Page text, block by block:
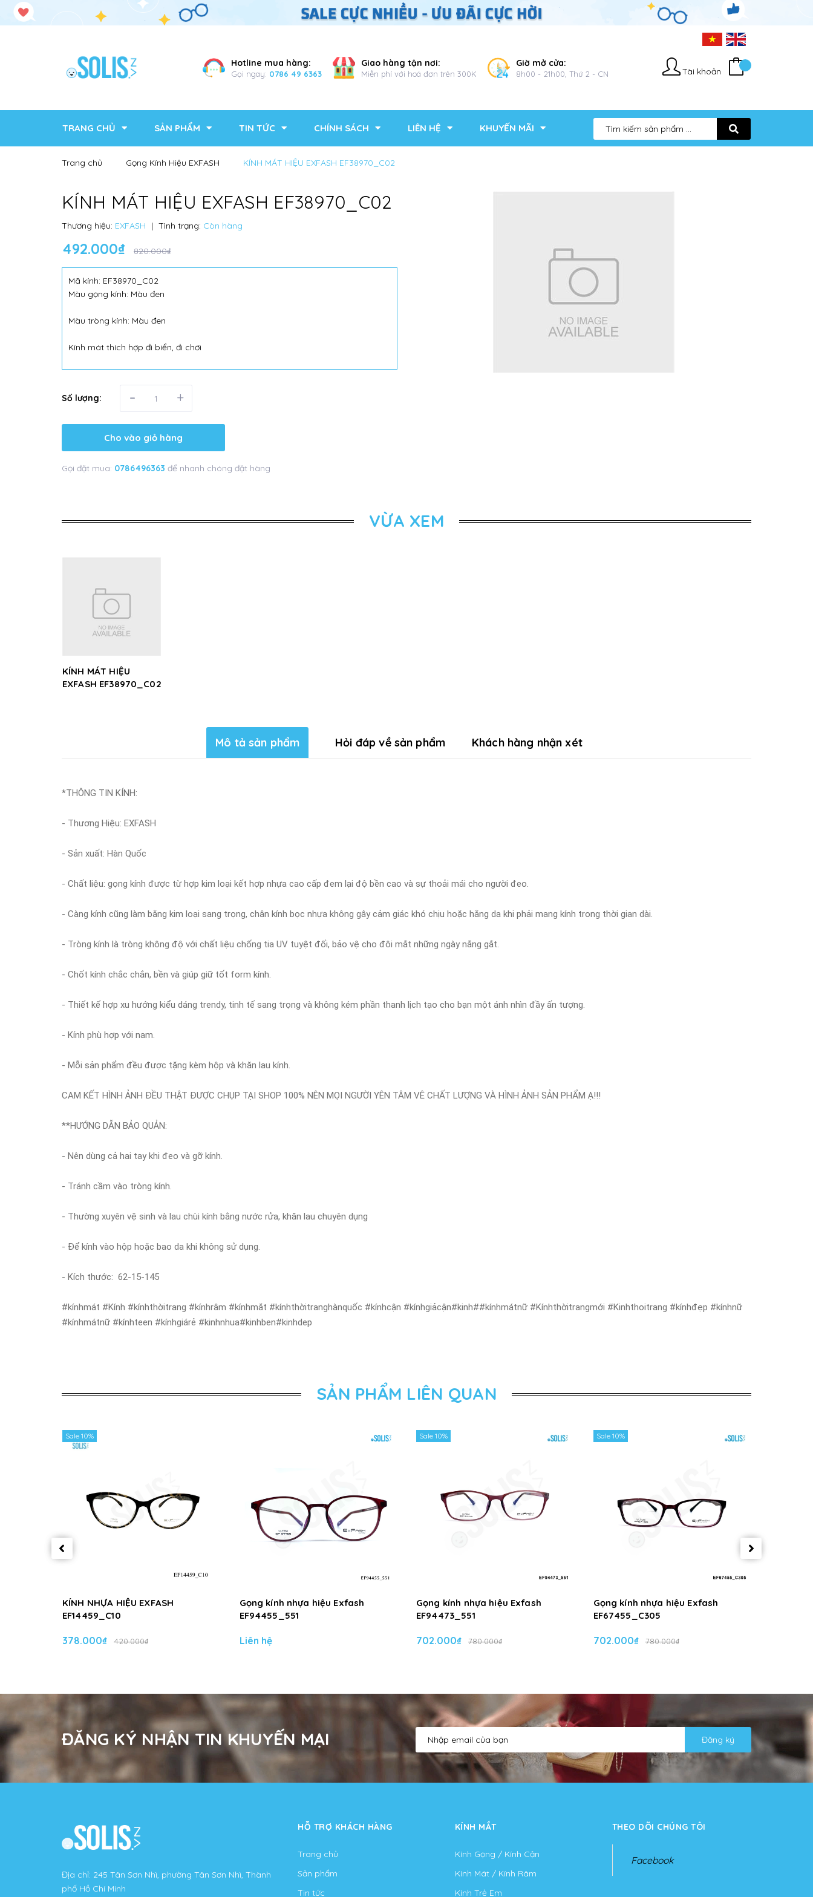
Hotline mua hàng:
Gọi ngay: 0786 49 6363
Giao hàng tận nơi:
Miễn phí với hoá đơn trên 300K
Giờ mở cửa:
8h00 - 21h00, Thứ 2 - CN Tài khoản
TRANG CHỦ SẢN PHẨM TIN TỨC CHÍNH SÁCH LIÊN HỆ KHUYẾN MÃI
Trang chủ Gọng Kính Hiệu EXFASH KÍNH MÁT HIỆU EXFASH EF38970_C02
KÍNH MÁT HIỆU EXFASH EF38970_C02
Thương hiệu: EXFASH | Tình trạng: Còn hàng
492.000₫ 820.000₫
Mã kính: EF38970_C02
Màu gọng kính: Màu đen
Màu tròng kính: Màu đen
Kính mát thích hợp đi biển, đi chơi
Số lượng: - +
Cho vào giỏ hàng
Gọi đặt mua: 0786496363 để nhanh chóng đặt hàng
VỪA XEM
KÍNH MÁT HIỆU
EXFASH EF38970_C02
Mô tả sản phẩm Hỏi đáp về sản phẩm Khách hàng nhận xét
*THÔNG TIN KÍNH:
- Thương Hiệu: EXFASH
- Sản xuất: Hàn Quốc
- Chất liệu: gọng kính được từ hợp kim loại kết hợp nhựa cao cấp đem lại độ bền cao và sự thoải mái cho người đeo.
- Càng kính cũng làm bằng kim loại sang trọng, chân kính bọc nhựa không gây cảm giác khó chịu hoặc hằng da khi phải mang kính trong thời gian dài.
- Tròng kính là tròng không độ với chất liệu chống tia UV tuyệt đối, bảo vệ cho đôi mắt những ngày nắng gắt.
- Chốt kính chắc chắn, bền và giúp giữ tốt form kính.
- Thiết kế hợp xu hướng kiểu dáng trendy, tinh tế sang trọng và không kém phần thanh lịch tạo cho bạn một ánh nhìn đầy ấn tượng.
- Kính phù hợp với nam.
- Mỗi sản phẩm đều được tặng kèm hộp và khăn lau kính.
CAM KẾT HÌNH ẢNH ĐỀU THẬT ĐƯỢC CHỤP TẠI SHOP 100% NÊN MỌI NGƯỜI YÊN TÂM VÊ CHẤT LƯỢNG VÀ HÌNH ẢNH SẢN PHẨM Ạ!!!
**HƯỚNG DẪN BẢO QUẢN:
- Nên dùng cả hai tay khi đeo và gỡ kính.
- Tránh cầm vào tròng kính.
- Thường xuyên vệ sinh và lau chùi kính bằng nước rửa, khăn lau chuyên dụng
- Để kính vào hộp hoặc bao da khi không sử dụng.
- Kích thước: 62-15-145
#kínhmát #Kính #kínhthờitrang #kínhrâm #kínhmắt #kínhthờitranghànquốc #kínhcận #kínhgiảcận#kinh##kínhmátnữ #Kínhthờitrangmới #Kinhthoitrang #kínhđẹp #kínhnữ
#kínhmátnữ #kínhteen #kínhgiárẻ #kinhnhua#kinhben#kinhdep
SẢN PHẨM LIÊN QUAN
Sale 10%
KÍNH NHỰA HIỆU EXFASH
EF14459_C10
378.000₫ 420.000₫
Gọng kính nhựa hiệu Exfash
EF94455_551
Liên hệ
Sale 10%
Gọng kính nhựa hiệu Exfash
EF94473_551
702.000₫ 780.000₫
Sale 10%
Gọng kính nhựa hiệu Exfash
EF67455_C305
702.000₫ 780.000₫
ĐĂNG KÝ NHẬN TIN KHUYẾN MẠI Đăng ký
Địa chỉ: 245 Tân Sơn Nhì, phường Tân Sơn Nhì, Thành
phố Hồ Chí Minh
HỖ TRỢ KHÁCH HÀNG
Trang chủ
Sản phẩm
Tin tức
KÍNH MẮT
Kính Gọng / Kính Cận
Kính Mát / Kính Râm
Kính Trẻ Em
THEO DÕI CHÚNG TÔI
Facebook